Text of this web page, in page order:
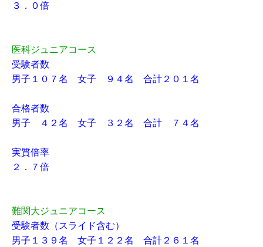
３．０倍
医科ジュニアコース
受験者数
男子１０７名 女子 ９４名 合計２０１名
合格者数
男子 ４２名 女子 ３２名 合計 ７４名
実質倍率
２．７倍
難関大ジュニアコース
受験者数（スライド含む）
男子１３９名 女子１２２名 合計２６１名